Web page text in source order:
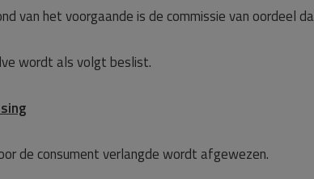
van het voorgaande is de commissie van oordeel
wordt als volgt beslist.
de consument verlangde wordt afgewezen.